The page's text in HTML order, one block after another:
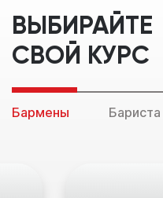
ВЫБИРАЙТЕ
СВОЙ КУРС
Бармены Бариста